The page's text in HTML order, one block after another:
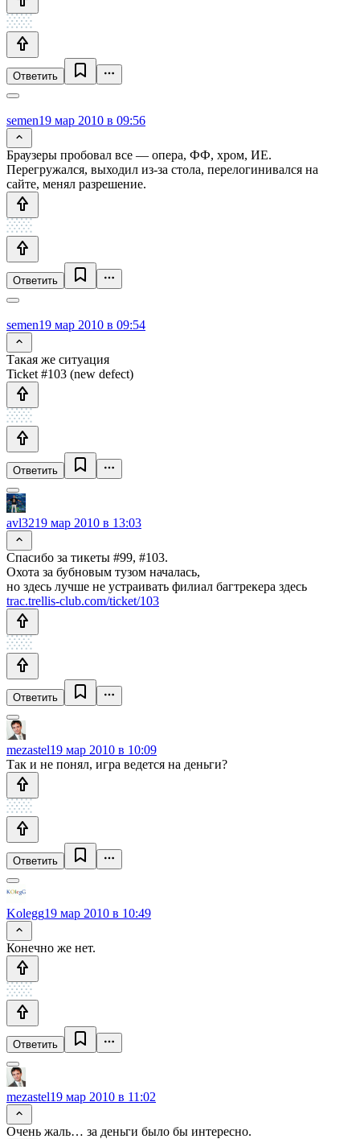
Ответить
semen19 мар 2010 в 09:56
Браузеры пробовал все — опера, ФФ, хром, ИЕ.
Перегружался, выходил из-за стола, перелогинивался на
сайте, менял разрешение.
Ответить
semen19 мар 2010 в 09:54
Такая же ситуация
Ticket #103 (new defect)
Ответить
avl3219 мар 2010 в 13:03
Спасибо за тикеты #99, #103.
Охота за бубновым тузом началась,
но здесь лучше не устраивать филиал багтрекера здесь
trac.trellis-club.com/ticket/103
Ответить
mezastel19 мар 2010 в 10:09
Так и не понял, игра ведется на деньги?
Ответить
Kolegg19 мар 2010 в 10:49
Конечно же нет.
Ответить
mezastel19 мар 2010 в 11:02
Очень жаль… за деньги было бы интересно.